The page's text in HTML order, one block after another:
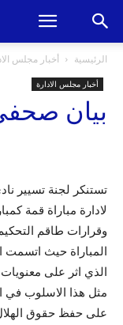
الرئيسية أخبار مجلس
أخبار مجلس الادارة
بيان
تستنكر لجنة تسيير
لادارة مباراة قمة
وقرارات طاقم
المباراة حيث اتسمت
الذي اثر على
مثل هذا الاسلوب في
على حفظ حقوق الهلال